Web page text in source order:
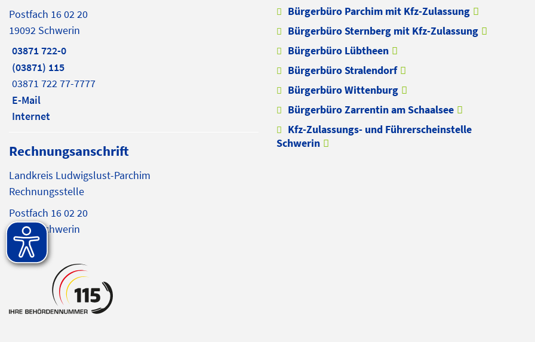
Postfach 16 02 20
19092 Schwerin
03871 722-0
(03871) 115
03871 722 77-7777
E-Mail
Internet
Rechnungsanschrift
Landkreis Ludwigslust-Parchim
Rechnungsstelle
Postfach 16 02 20
19092 Schwerin
E-Mail
Bürgerbüro Parchim mit Kfz-Zulassung
Bürgerbüro Sternberg mit Kfz-Zulassung
Bürgerbüro Lübtheen
Bürgerbüro Stralendorf
Bürgerbüro Wittenburg
Bürgerbüro Zarrentin am Schaalsee
Kfz-Zulassungs- und Führerscheinstelle
Schwerin